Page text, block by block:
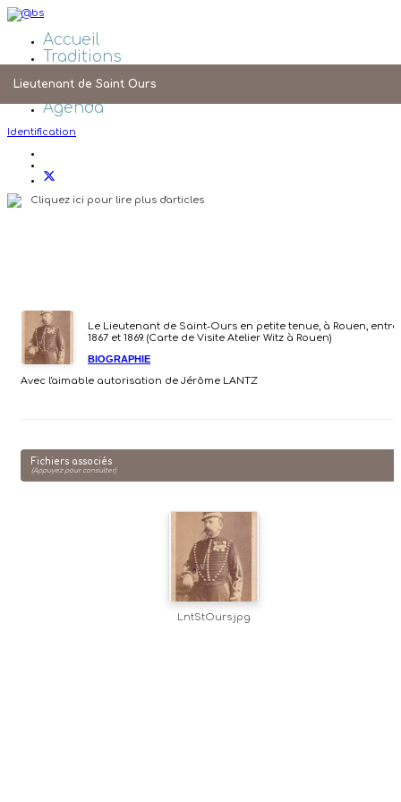
Accueil
Traditions
Liens
Agenda
Identification
Cliquez ici pour lire plus d'articles
Lieutenant de Saint Ours
Le Lieutenant de Saint-Ours en petite tenue, à Rouen, entre
1867 et 1869. (Carte de Visite Atelier Witz à Rouen)
BIOGRAPHIE
Avec l'aimable autorisation de Jérôme LANTZ
Fichiers associés
(Appuyez pour consulter)
LntStOurs.jpg